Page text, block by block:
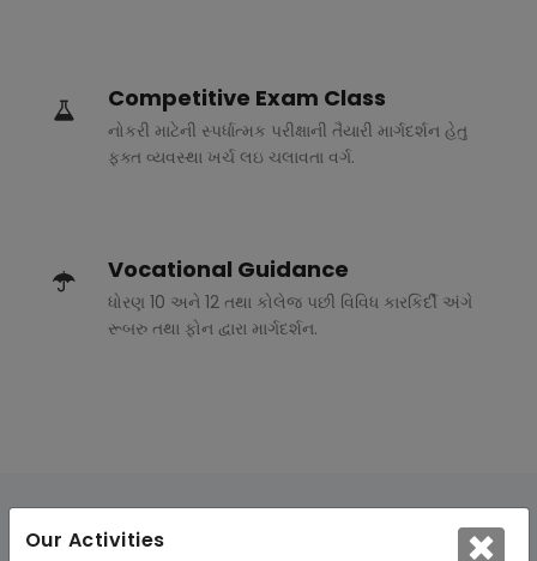
Our Activities
Competitive Exam Class
નોકરી માટેની સ્પર્ધાત્મક પરીક્ષાની તૈયારી માર્ગદર્શન હેતુ
ફક્ત વ્યવસ્થા ખર્ચ લઇ ચલાવતા વર્ગ.
Vocational Guidance
ધોરણ 10 અને 12 તથા કોલેજ પછી વિવિધ કારકિર્દી અંગે
રૂબરુ તથા ફોન દ્વારા માર્ગદર્શન.